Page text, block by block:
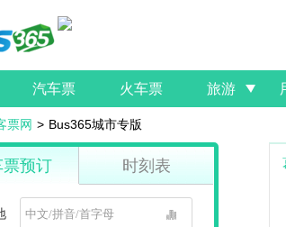
汽车票 火车票 旅游
票网 > Bus365城市专版
预订 时刻表